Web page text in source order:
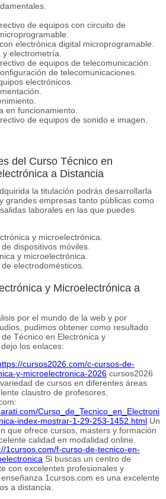
de equipos con circuito de
electrónica digital microprogramable.
electrometría.
de equipos de telecomunicación.
de telecomunicaciones.
electrónicos.
en funcionamiento.
de equipos de sonido e imagen.
del Curso Técnico en
a Distancia
la titulación podrás desarrollarla
grandes empresas tanto públicas como
laborales en las que puedes
y microelectrónica.
dispositivos móviles.
y microelectrónica.
electrodomésticos.
y Microelectrónica a
por el mundo de la web y por
pudimos obtener como resultado
Técnico en Electrónica y
los enlaces:
cursos2026.com/c-cursos-de-
y-microelectronica-2026 cursos2026
de cursos en diferentes áreas
claustro de profesores.
Curso_de_Tecnico_en_Electroni
index-mostrar-1-29-253-1452.html Un
que ofrece cursos, masters y formación
calidad en modalidad online.
1cursos.com/f-curso-de-tecnico-en-
Si buscas un centro de
con excelentes profesionales y
1cursos.com es una excelente
a distancia.